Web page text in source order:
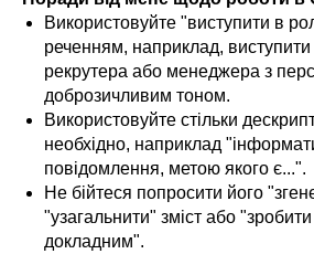
Використовуйте "виступити в
реченням, наприклад, виступити
рекрутера або менеджера з
доброзичливим тоном.
Використовуйте стільки
необхідно, наприклад
повідомлення, метою якого є...".
Не бійтеся попросити його
"узагальнити" зміст або
докладним".